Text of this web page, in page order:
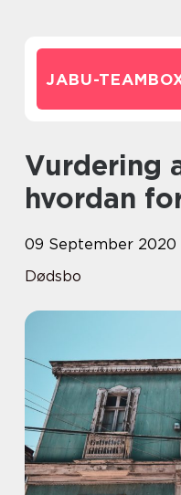
JABU-
Vurdering af dødsbo –
hvordan
09 September 2020
Dødsbo